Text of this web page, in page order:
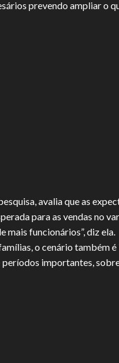
prevendo ampliar o
avalia que as
para as vendas no
mais funcionários”, diz ela.
o cenário também
importantes,